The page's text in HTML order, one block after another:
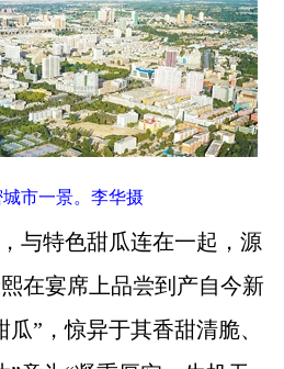
市一景。李华摄
特色甜瓜连在一起，源
在宴席上品尝到产自今新
”，惊异于其香甜清脆、